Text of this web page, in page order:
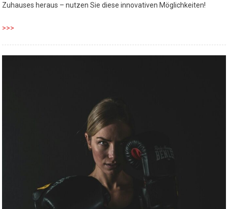
Zuhauses heraus – nutzen Sie diese innovativen Möglichkeiten!
>>>